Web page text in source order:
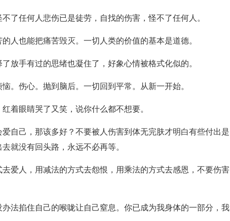
了任何人悲伤已是徒劳，自找的伤害，怪不了任何人。
人也能把痛苦毁灭。一切人类的价值的基本是道德。
放手有过的思绪也凝住了，好象心情被格式化似的。
。伤心。抛到脑后。一切回到平常。从新一开始。
着眼睛哭了又笑，说你什么都不想要。
自己，那该多好？不要被人伤害到体无完肤才明白有些付出是
就没有回头路，永远不必再等。
爱人，用减法的方式去怨恨，用乘法的方式去感恩，不要伤害
法掐住自己的喉咙让自己窒息。你已成为我身体的一部分，我